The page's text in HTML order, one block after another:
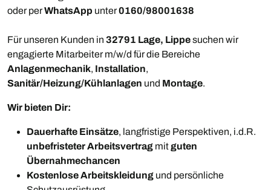
oder perWhatsApp unter0160/98001638
Für unseren Kunden in 32791 Lage, Lippesuchen wir
engagierte Mitarbeiter m/w/d für die Bereiche
Anlagenmechanik, Installation,
Sanitär/Heizung/Kühlanlagen und Montage.
Wir bieten Dir:
Dauerhafte Einsätze, langfristige Perspektiven, i.d.R.
unbefristeter Arbeitsvertrag mitguten
Übernahmechancen
Kostenlose Arbeitskleidung und persönliche